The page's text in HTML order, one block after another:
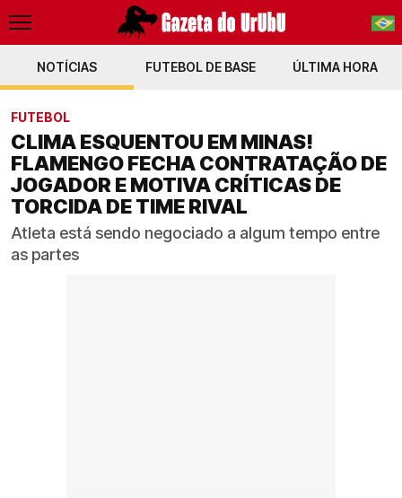
PT-BR
NOTÍCIAS FUTEBOL DE BASE ÚLTIMA HORA
FUTEBOL
CLIMA ESQUENTOU EM MINAS!
FLAMENGO FECHA CONTRATAÇÃO DE
JOGADOR E MOTIVA CRÍTICAS DE
TORCIDA DE TIME RIVAL
Atleta está sendo negociado a algum tempo entre
as partes